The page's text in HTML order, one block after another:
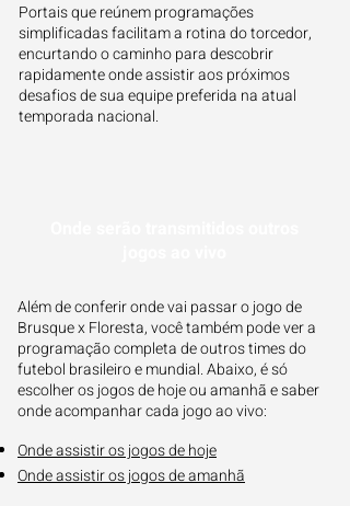
Portais que reúnem programações
simplificadas facilitam a rotina do torcedor,
encurtando o caminho para descobrir
rapidamente onde assistir aos próximos
desafios de sua equipe preferida na atual
temporada nacional.
Além de conferir onde vai passar o jogo de
Brusque x Floresta, você também pode ver a
programação completa de outros times do
futebol brasileiro e mundial. Abaixo, é só
escolher os jogos de hoje ou amanhã e saber
onde acompanhar cada jogo ao vivo:
Onde assistir os jogos de hoje
Onde assistir os jogos de amanhã